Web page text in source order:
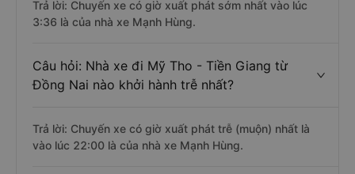
Trả lời: Chuyến xe có giờ xuất phát sớm nhất vào lúc
3:36 là của nhà xe Mạnh Hùng.
Câu hỏi: Nhà xe đi Mỹ Tho - Tiền Giang từ
Đồng Nai nào khởi hành trễ nhất?
Trả lời: Chuyến xe có giờ xuất phát trễ (muộn) nhất là
vào lúc 22:00 là của nhà xe Mạnh Hùng.